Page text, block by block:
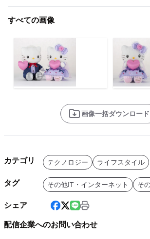
すべての画像
画像一括ダウンロード
カテゴリ テクノロジー ライフスタイル
タグ その他IT・インターネット そ
シェア
配信企業へのお問い合わせ